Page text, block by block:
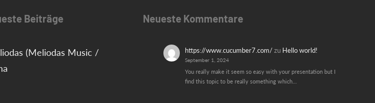
Beiträge
(Meliodas Music /
Neueste Kommentare
https://www.cucumber7.com/zu Hello world!
September 1, 2024
You really make it seem so easy with your presentation but I
find this topic to be really something which…